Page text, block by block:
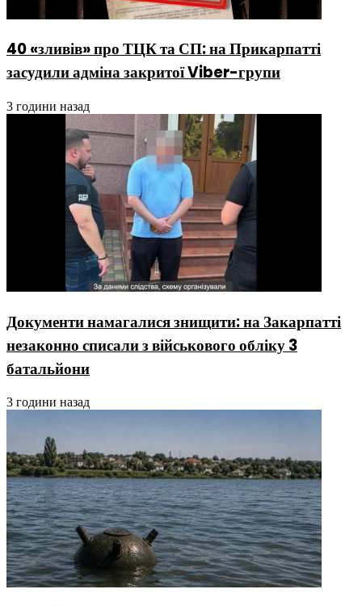
40 «зливів» про ТЦК та СП: на Прикарпатті
засудили адміна закритої Viber-групи
3 години назад
Документи намагалися знищити: на Закарпатті
незаконно списали з військового обліку 3
батальйони
3 години назад